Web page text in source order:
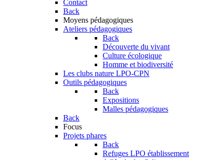
Contact
Back
Moyens pédagogiques
Ateliers pédagogiques
Back
Découverte du vivant
Culture écologique
Homme et biodiversité
Les clubs nature LPO-CPN
Outils pédagogiques
Back
Expositions
Malles pédagogiques
Back
Focus
Projets phares
Back
Refuges LPO établissement